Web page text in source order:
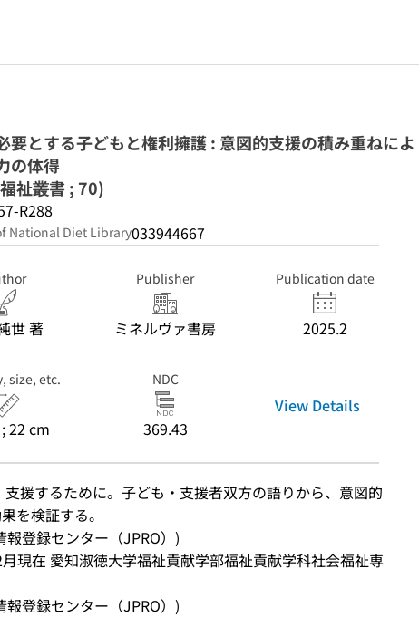
要とする子どもと権利擁護 : 意図的支援の積み重ねによ
の体得
祉叢書 ; 70)
R288
National Diet Library033944667
世 著
Publisher
ミネルヴァ書房
Publication date
2025.2
size, etc.
22 cm
NDC
369.43
View Details
援するために。子ども・支援者双方の語りから、意図的
を検証する。
登録センター（JPRO）)
現在 愛知淑徳大学福祉貢献学部福祉貢献学科社会福祉専
登録センター（JPRO）)